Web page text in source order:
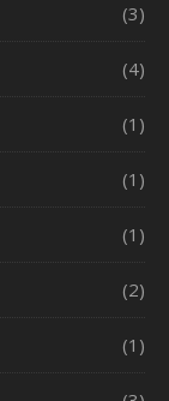
(3)
(4)
(1)
(1)
(1)
(2)
(1)